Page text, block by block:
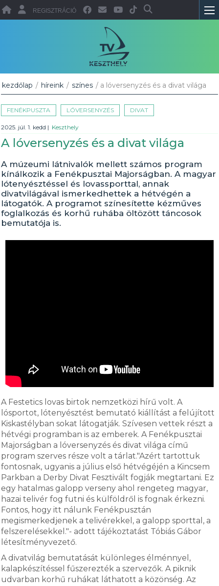
REGISZTRÁCIÓ
kezdőlap / híreink / színes / a lóversenyzés és a divat világa
FENÉKPUSZTA LÓVERSENYZÉS DIVAT
2025. júl. 1. kedd | Keszthely
A lóversenyzés és a divat világa
A múzeumi látnivalók mellett számos program
kínálkozik a Fenékpusztai Majorságban. A magyar
lótenyésztéssel és lovassporttal, annak
divatvilágával ismerkedhettek a hétvégén a
látogatók. A programot színesítette kézműves
foglalkozás és korhű ruhába öltözött táncosok
bemutatója is.
A Festetics lovas birtok nemzetközi hírű volt. A
lósportot, lótenyésztést bemutató kiállítást a felújított
Kiskastélyban sokat látogatják. Szívesen vettek részt a
hétvégi programban is az emberek. A Fenékpusztai
Majorságban a lóversenyzés és divat világa című
program szerves része volt a tárlat."Azért tartottuk
fontosnak, ugyanis a július első hétvégéjén a Kincsem
Parkban a Derby Divat Fesztivált fogják megtartani. Ez
egy hatalmas galopp verseny ahol rengeteg magyar,
hazai telivér fog futni és külföldről is fognak érkezni.
Fontos, hogy itt nálunk Fenékpusztán
megismerkedjenek a telivérekkel, a galopp sporttal, a
felszerelésekkel."- adott tájékoztatást Tóbiás Gábor
létesítményvezető.
A divatvilág bemutatását különleges élménnyel,
kalapkészítéssel fűszerezték a szervezők. A piknik
udvarban korhű ruhákat láthatott a közönség. Az